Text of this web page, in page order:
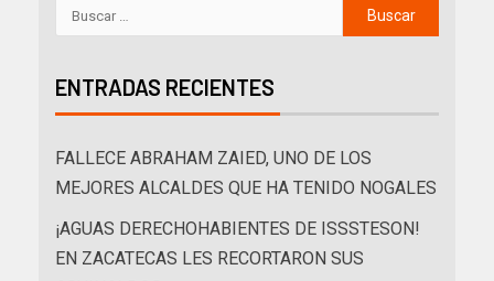
ENTRADAS RECIENTES
FALLECE ABRAHAM ZAIED, UNO DE LOS
MEJORES ALCALDES QUE HA TENIDO NOGALES
¡AGUAS DERECHOHABIENTES DE ISSSTESON!
EN ZACATECAS LES RECORTARON SUS